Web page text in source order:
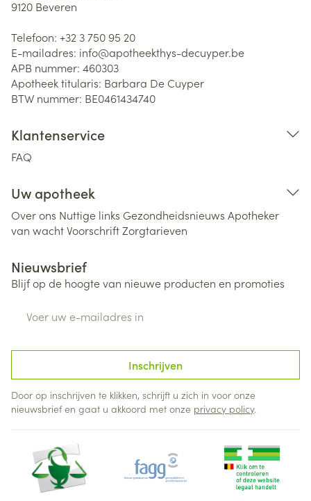
9120 Beveren
Telefoon: +32 3 750 95 20
E-mailadres: info@apotheekthys-decuyper.be
APB nummer: 460303
Apotheek titularis: Barbara De Cuyper
BTW nummer: BE0461434740
Klantenservice
FAQ
Uw apotheek
Over ons Nuttige links Gezondheidsnieuws Apotheker
van wachtVoorschriftZorgtarieven
Nieuwsbrief
Blijf op de hoogte van nieuwe producten en promoties
Inschrijven
Door op inschrijven te klikken, schrijft u zich in voor onze
nieuwsbrief en gaat u akkoord met onze privacy policy.